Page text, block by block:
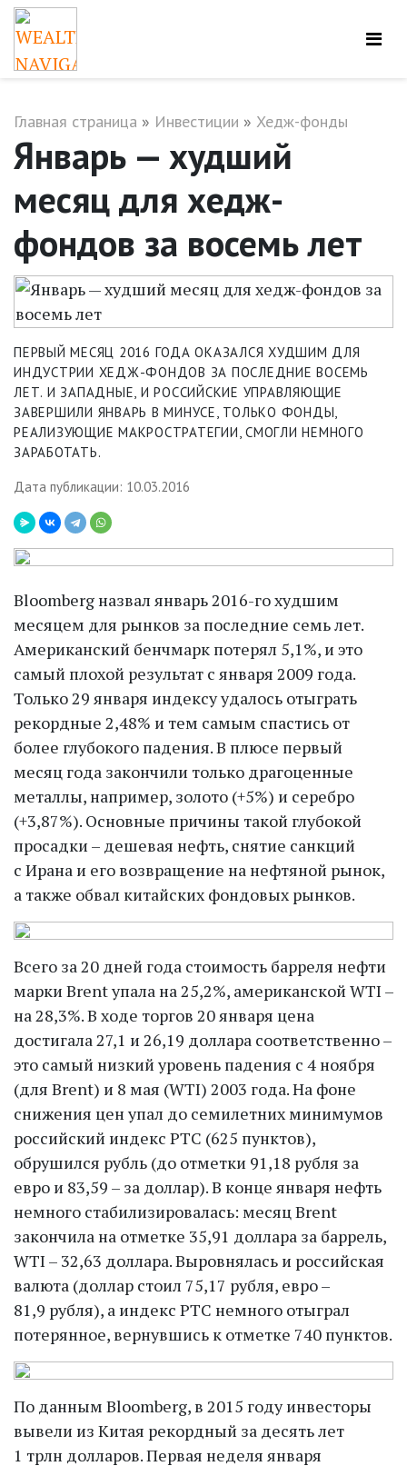
Главная страница » Инвестиции » Хедж-фонды
Январь — худший
месяц для хедж-
фондов за восемь лет
ПЕРВЫЙ МЕСЯЦ 2016 ГОДА ОКАЗАЛСЯ ХУДШИМ ДЛЯ
ИНДУСТРИИ ХЕДЖ-ФОНДОВ ЗА ПОСЛЕДНИЕ ВОСЕМЬ
ЛЕТ. И ЗАПАДНЫЕ, И РОССИЙСКИЕ УПРАВЛЯЮЩИЕ
ЗАВЕРШИЛИ ЯНВАРЬ В МИНУСЕ, ТОЛЬКО ФОНДЫ,
РЕАЛИЗУЮЩИЕ МАКРОСТРАТЕГИИ, СМОГЛИ НЕМНОГО
ЗАРАБОТАТЬ.
Дата публикации: 10.03.2016
Bloomberg назвал январь 2016-го худшим
месяцем для рынков за последние семь лет.
Американский бенчмарк потерял 5,1%, и это
самый плохой результат с января 2009 года.
Только 29 января индексу удалось отыграть
рекордные 2,48% и тем самым спастись от
более глубокого падения. В плюсе первый
месяц года закончили только драгоценные
металлы, например, золото (+5%) и серебро
(+3,87%). Основные причины такой глубокой
просадки – дешевая нефть, снятие санкций
с Ирана и его возвращение на нефтяной рынок,
а также обвал китайских фондовых рынков.
Всего за 20 дней года стоимость барреля нефти
марки Brent упала на 25,2%, американской WTI –
на 28,3%. В ходе торгов 20 января цена
достигала 27,1 и 26,19 доллара соответственно –
это самый низкий уровень падения с 4 но­ября
(для Brent) и 8 мая (WTI) 2003 года. На фоне
снижения цен упал до семилетних минимумов
российский индекс РТС (625 пунктов),
обрушился рубль (до отметки 91,18 руб­ля за
евро и 83,59 – за доллар). В конце января нефть
немного стабилизировалась: месяц Brent
закончила на отметке 35,91 доллара за баррель,
WTI – 32,63 доллара. Выровнялась и российская
валюта (доллар стоил 75,17 руб­ля, евро –
81,9 рубля), а индекс РТС немного отыграл
потерянное, вернувшись к отметке 740 пунктов.
По данным Bloomberg, в 2015 году инвесторы
вывели из Китая рекордный за десять лет
1 трлн долларов. Первая неделя января